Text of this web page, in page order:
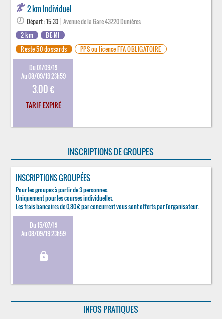
2 km Individuel
Départ : 15:30 | Avenue de la Gare 43220 Dunières
2 km
BE-MI
Reste 50 dossards
PPS ou licence FFA OBLIGATOIRE
Du 01/09/19
Au 08/09/19 23h59
3.00 €
TARIF EXPIRÉ
INSCRIPTIONS DE GROUPES
INSCRIPTIONS GROUPÉES
Pour les groupes à partir de 3 personnes.
Uniquement pour les courses individuelles.
Les frais bancaires de 0,80 € par concurrent vous sont offerts par l'organisateur.
Du 15/07/19
Au 08/09/19 23h59
lock
INFOS PRATIQUES